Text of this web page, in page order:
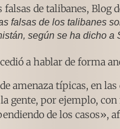
falsas de los talibanes
según se ha dicho a
a hablar de forma
amenaza típicas, en las
gente, por ejemplo,
de los casos»,